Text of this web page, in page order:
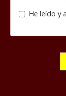
He leído y